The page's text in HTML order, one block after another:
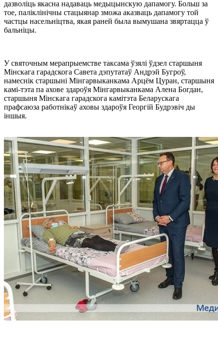
дазволіць якасна надаваць медыцынскую дапамогу. Больш за
тое, паліклінічны стацыянар зможа аказваць дапамогу той
частцы насельніцтва, якая раней была вымушана звяртацца ў
бальніцы.
У святочным мерапрыемстве таксама ўзялі ўдзел старшыня
Мінскага гарадскога Савета дэпутатаў Андрэй Бугроў,
намеснік старшыні Мінгарвыканкама Арцём Цуран, старшыня
камі-тэта па ахове здароўя Мінгарвыканкама Алена Богдан,
старшыня Мінскага гарадскога камітэта Беларускага
прафсаюза работнікаў аховы здароўя Георгій Будрэвіч ды
іншыя.